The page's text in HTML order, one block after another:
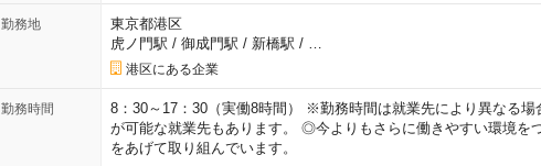
勤務地
東京都港区
虎ノ門駅 / 御成門駅 / 新橋駅 /
港区にある企業
勤務時間
8：30～17：30（実働8時間） ※勤務時間は就業先により異なる
が可能な就業先もあります。 ◎今よりもさらに働きやすい環境
をあげて取り組んでいます。